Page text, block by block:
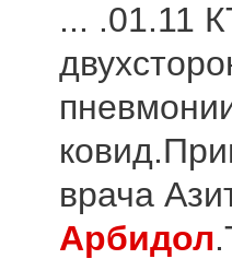
... .01.11
врача
Арбидол